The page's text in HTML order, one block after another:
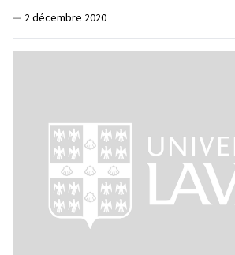
— 2 décembre 2020